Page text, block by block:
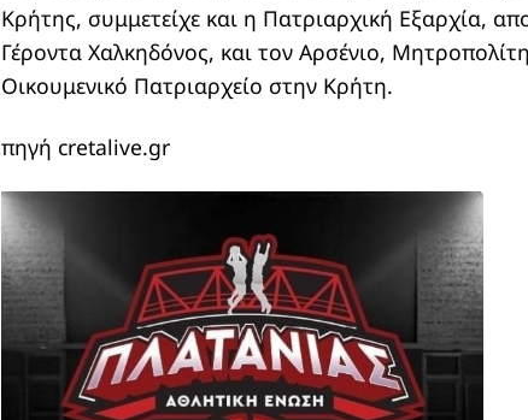
Κρήτης, συμμετείχε και η Πατριαρχική Εξαρχία,
Γέροντα Χαλκηδόνος, και τον Αρσένιο,
Οικουμενικό Πατριαρχείο στην Κρήτη.
πηγή cretalive.gr